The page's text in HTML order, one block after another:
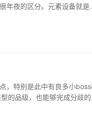
年夜的区分。元素设备就是
，特别是此中有良多小
的品级，也能够完成分歧